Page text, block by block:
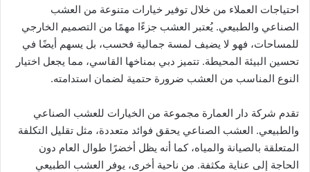
احتياجات العملاء من خلال توفير خيارات متنوعة من العشب
الصناعي والطبيعي. يُعتبر العشب جزءًا مهمًا من التصميم الخارجي
للمساحات، فهو لا يضيف لمسة جمالية فحسب، بل يسهم أيضًا في
تحسين البيئة المحيطة. تتميز دبي بمناخها القاسي، مما يجعل اختيار
النوع المناسب من العشب ضرورة حتمية لضمان استدامته.
تقدم شركة دار العمارة مجموعة من الخيارات للعشب الصناعي
والطبيعي. العشب الصناعي يحقق فوائد متعددة، مثل تقليل التكلفة
المتعلقة بالصيانة والمياه، كما أنه يظل أخضرًا طوال العام دون
الحاجة إلى عناية مكثفة. من ناحية أخرى، يوفر العشب الطبيعي